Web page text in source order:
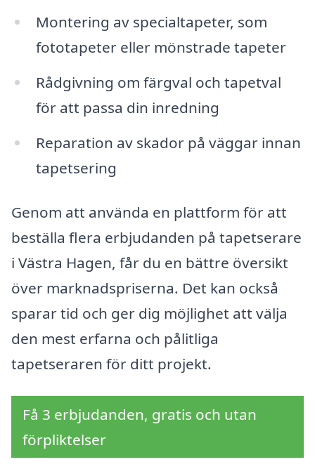
Montering av specialtapeter, som
fototapeter eller mönstrade tapeter
Rådgivning om färgval och tapetval
för att passa din inredning
Reparation av skador på väggar innan
tapetsering
Genom att använda en plattform för att
beställa flera erbjudanden på tapetserare
i Västra Hagen, får du en bättre översikt
över marknadspriserna. Det kan också
sparar tid och ger dig möjlighet att välja
den mest erfarna och pålitliga
tapetseraren för ditt projekt.
Få 3 erbjudanden, gratis och utan
förpliktelser